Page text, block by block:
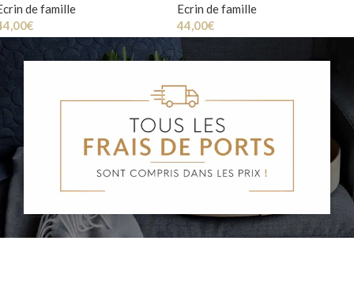
de famille
€
Ecrin de famille
44,00€